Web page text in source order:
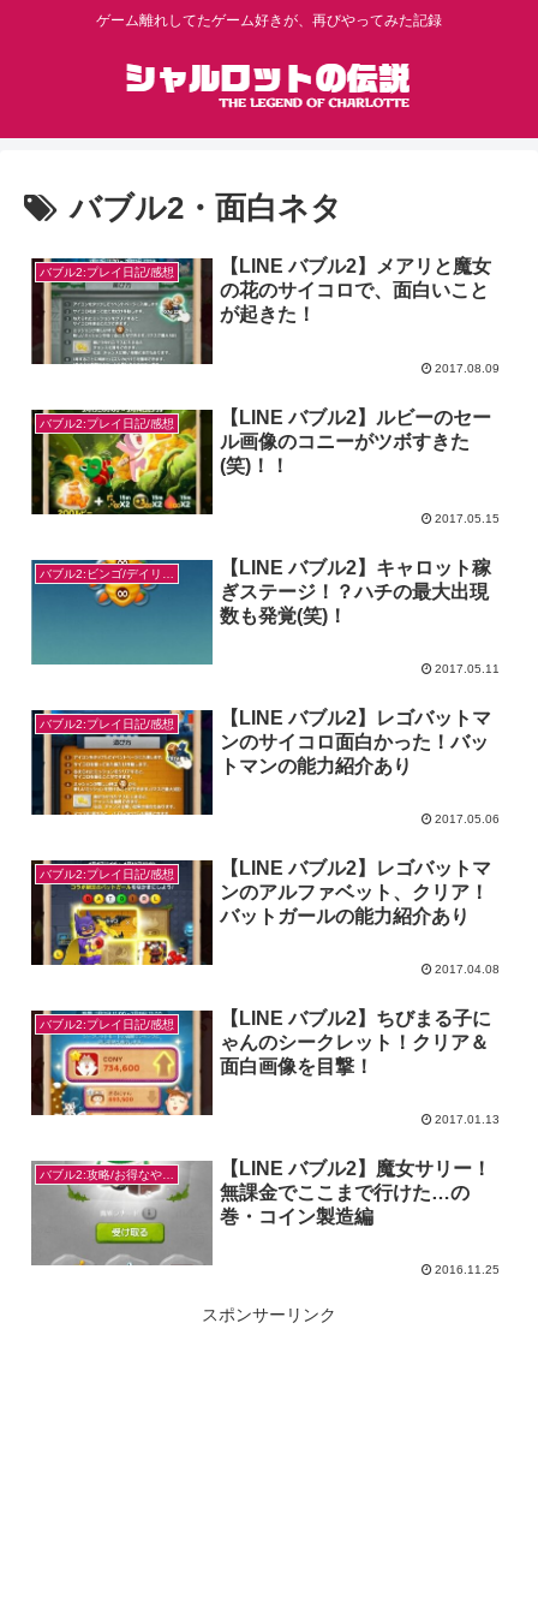
ゲーム離れしてたゲーム好きが、再びやってみた記録
バブル2・面白ネタ
バブル2:プレイ日記/感想
【LINE バブル2】メアリと魔女
の花のサイコロで、面白いこと
が起きた！
2017.08.09
バブル2:プレイ日記/感想
【LINE バブル2】ルビーのセー
ル画像のコニーがツボすきた
(笑)！！
2017.05.15
【LINE バブル2】キャロット稼
ぎステージ！？ハチの最大出現
数も発覚(笑)！
2017.05.11
バブル2:プレイ日記/感想
【LINE バブル2】レゴバットマ
ンのサイコロ面白かった！バッ
トマンの能力紹介あり
2017.05.06
バブル2:プレイ日記/感想
【LINE バブル2】レゴバットマ
ンのアルファベット、クリア！
バットガールの能力紹介あり
2017.04.08
バブル2:プレイ日記/感想
【LINE バブル2】ちびまる子に
ゃんのシークレット！クリア＆
面白画像を目撃！
2017.01.13
【LINE バブル2】魔女サリー！
無課金でここまで行けた…の
巻・コイン製造編
2016.11.25
スポンサーリンク